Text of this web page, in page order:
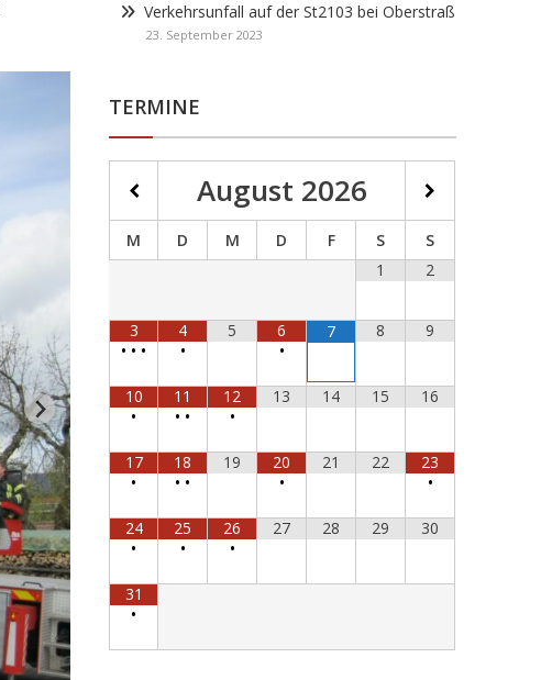
Verkehrsunfall auf der St2103 bei Oberstraß
23. September 2023
TERMINE
August 2026
M D M D F S
S
1
2
3
• • •
4
•
5
6
•
7 8 9
10
•
11
• •
12
•
13 14 15 16
17
•
18
• •
19
20
•
21 22
23
•
24
•
25
•
26
•
27 28 29 30
31
•